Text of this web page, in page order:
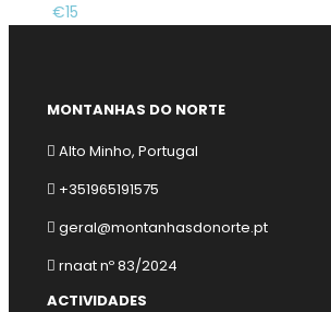
€15
MONTANHAS DO NORTE
Alto Minho, Portugal
+351965191575
geral@montanhasdonorte.pt
rnaat nº 83/2024
ACTIVIDADES